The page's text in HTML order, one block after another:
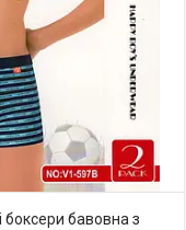
боксери бавовна з